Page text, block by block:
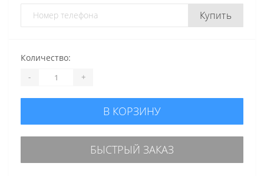
Купить
Количество:
- +
В КОРЗИНУ
БЫСТРЫЙ ЗАКАЗ